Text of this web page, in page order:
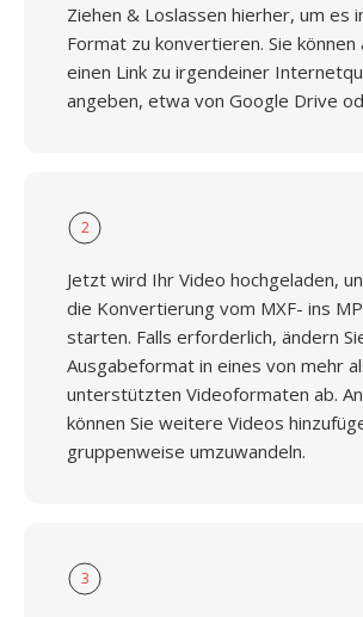
Ziehen & Loslassen hierher, um es
Format zu konvertieren. Sie können
einen Link zu irgendeiner
angeben, etwa von Google Drive
2
Jetzt wird Ihr Video hochgeladen,
die Konvertierung vom MXF- ins
starten. Falls erforderlich, ändern
Ausgabeformat in eines von mehr
unterstützten Videoformaten ab.
können Sie weitere Videos
gruppenweise umzuwandeln.
3